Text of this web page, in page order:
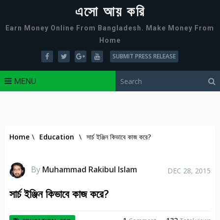
এসো আয় করি
Earn Money Online From Bangladesh. Make Money From
Home
SUBMIT PRESS RELEASE
MENU
Home \ Education \ সার্চ ইঞ্জিন কিভাবে কাজ করে?
By Muhammad Rakibul Islam DEC 28, 2015
সার্চ ইঞ্জিন কিভাবে কাজ করে?